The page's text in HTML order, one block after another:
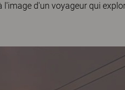
d'un voyageur qui